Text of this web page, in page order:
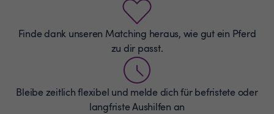
Finde dank unseren Matching heraus, wie gut ein Pferd
zu dir passt.
Bleibe zeitlich flexibel und melde dich für befristete oder
langfriste Aushilfen an